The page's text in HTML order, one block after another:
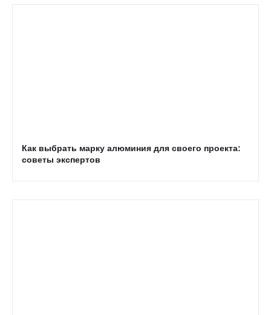
Как выбрать марку алюминия для своего проекта:
советы экспертов